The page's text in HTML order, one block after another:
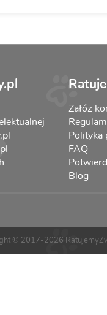
Załóż
Polityka
FAQ
Blog
© 2017-2026